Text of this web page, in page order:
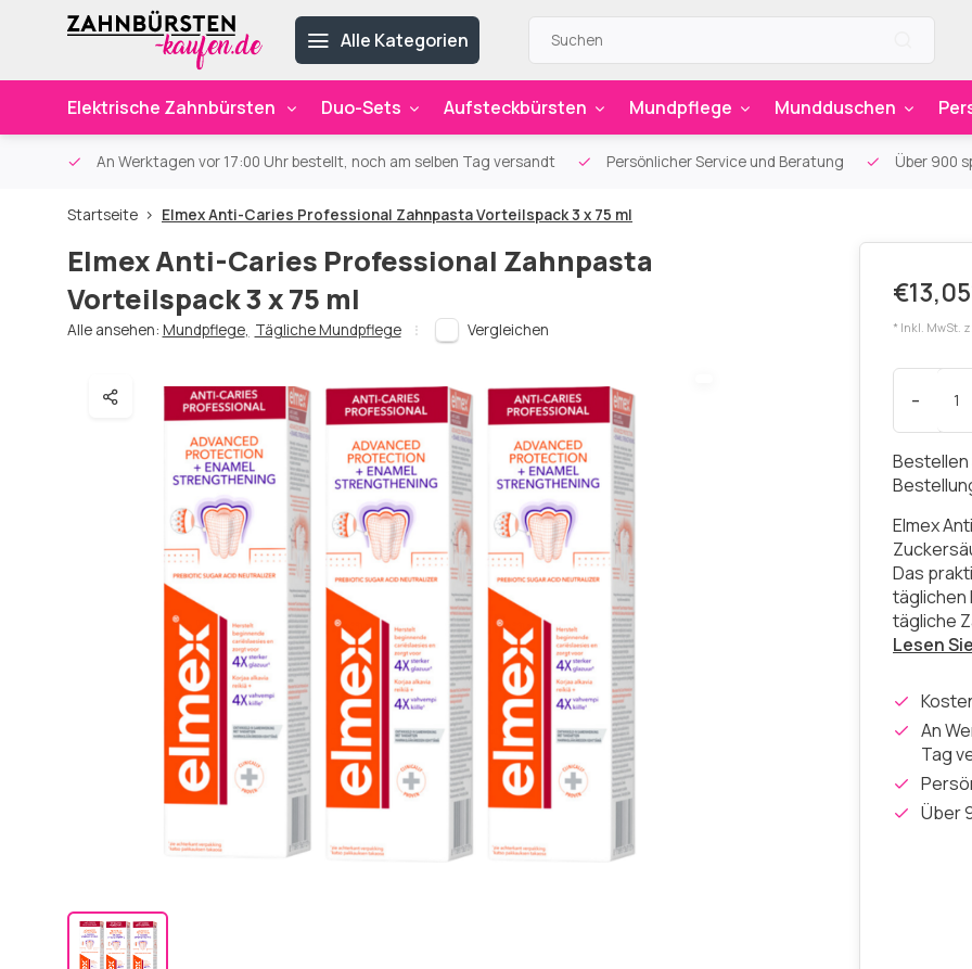
Alle Kategorien
Elektrische Zahnbürsten Duo-Sets Aufsteckbürsten Mundpflege Mundduschen
An Werktagen vor 17:00 Uhr bestellt, noch am selben Tag versandt Persönlicher Service und Beratung Über 900
Startseite Elmex Anti-Caries Professional Zahnpasta Vorteilspack 3 x 75 ml
Elmex Anti-Caries Professional Zahnpasta
Vorteilspack 3 x 75 ml
Alle ansehen: Mundpflege, Tägliche Mundpflege Vergleichen * Inkl. MwSt.
-
Bestellen
Elmex
Das
täglichen
tägliche
Lesen
An
Tag
Über